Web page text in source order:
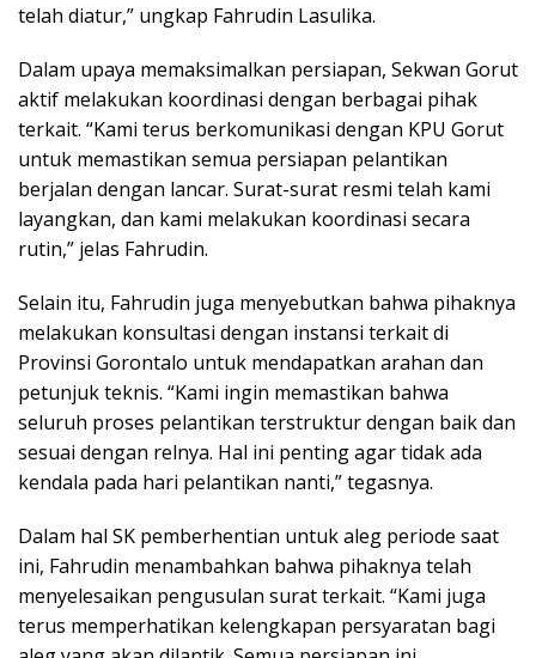
telah diatur,” ungkap Fahrudin Lasulika.
Dalam upaya memaksimalkan persiapan, Sekwan Gorut
aktif melakukan koordinasi dengan berbagai pihak
terkait. “Kami terus berkomunikasi dengan KPU Gorut
untuk memastikan semua persiapan pelantikan
berjalan dengan lancar. Surat-surat resmi telah kami
layangkan, dan kami melakukan koordinasi secara
rutin,” jelas Fahrudin.
Selain itu, Fahrudin juga menyebutkan bahwa pihaknya
melakukan konsultasi dengan instansi terkait di
Provinsi Gorontalo untuk mendapatkan arahan dan
petunjuk teknis. “Kami ingin memastikan bahwa
seluruh proses pelantikan terstruktur dengan baik dan
sesuai dengan relnya. Hal ini penting agar tidak ada
kendala pada hari pelantikan nanti,” tegasnya.
Dalam hal SK pemberhentian untuk aleg periode saat
ini, Fahrudin menambahkan bahwa pihaknya telah
menyelesaikan pengusulan surat terkait. “Kami juga
terus memperhatikan kelengkapan persyaratan bagi